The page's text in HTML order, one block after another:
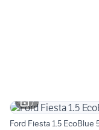
7
Ford Fiesta 1.5 EcoBlue